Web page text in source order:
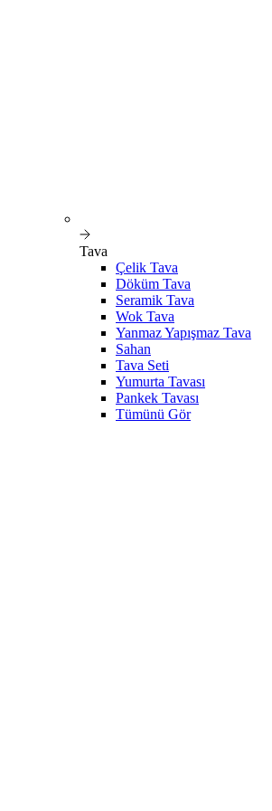
Tava
Çelik Tava
Döküm Tava
Seramik Tava
Wok Tava
Yanmaz Yapışmaz Tava
Sahan
Tava Seti
Yumurta Tavası
Pankek Tavası
Tümünü Gör